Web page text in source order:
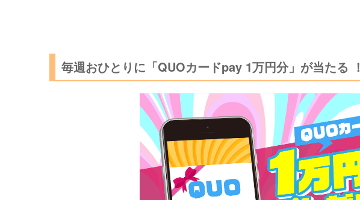
毎週おひとりに「QUOカードpay 1万円分」が当たる ！